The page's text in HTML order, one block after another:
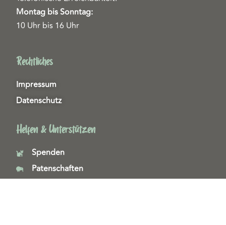
Montag bis Sonntag:
10 Uhr bis 16 Uhr
Rechtliches
Impressum
Datenschutz
Helfen & Unterstützen
Spenden
Patenschaften